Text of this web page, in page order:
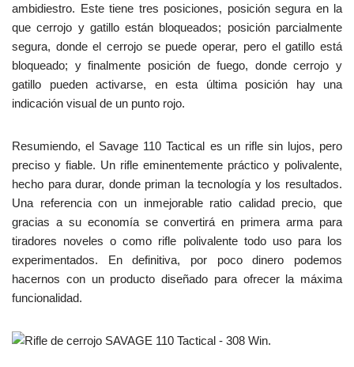
ambidiestro. Este tiene tres posiciones, posición segura en la
que cerrojo y gatillo están bloqueados; posición parcialmente
segura, donde el cerrojo se puede operar, pero el gatillo está
bloqueado; y finalmente posición de fuego, donde cerrojo y
gatillo pueden activarse, en esta última posición hay una
indicación visual de un punto rojo.
Resumiendo, el Savage 110 Tactical es un rifle sin lujos, pero
preciso y fiable. Un rifle eminentemente práctico y polivalente,
hecho para durar, donde priman la tecnología y los resultados.
Una referencia con un inmejorable ratio calidad precio, que
gracias a su economía se convertirá en primera arma para
tiradores noveles o como rifle polivalente todo uso para los
experimentados. En definitiva, por poco dinero podemos
hacernos con un producto diseñado para ofrecer la máxima
funcionalidad.